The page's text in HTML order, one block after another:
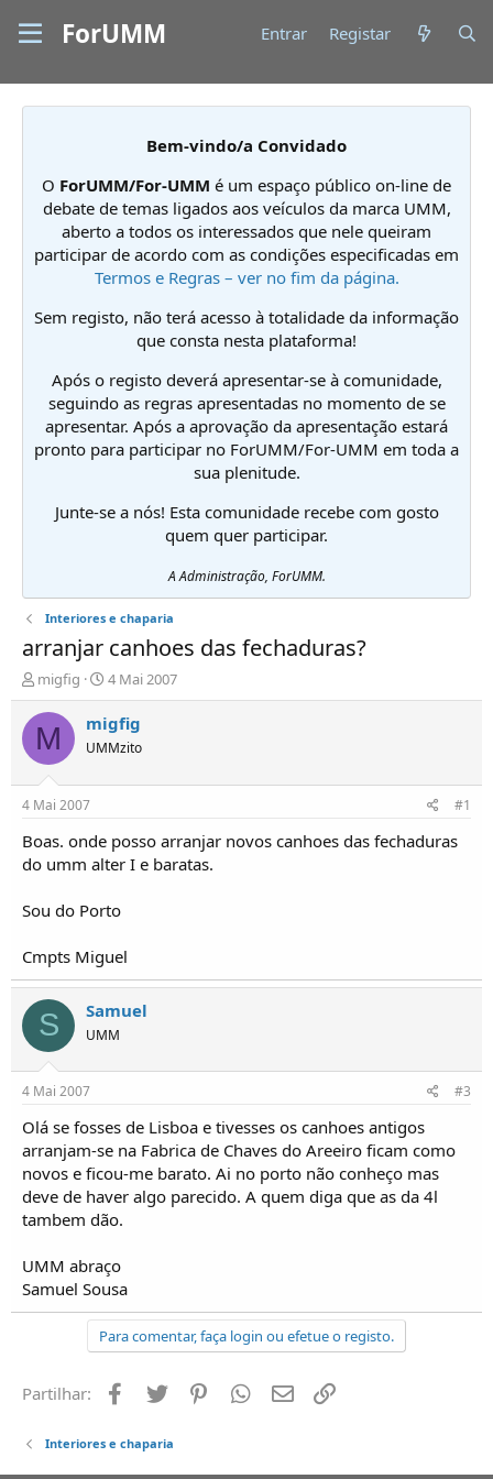
ForUMM Entrar Registar
Bem-vindo/a Convidado
O ForUMM/For-UMM é um espaço público on-line de
debate de temas ligados aos veículos da marca UMM,
aberto a todos os interessados que nele queiram
participar de acordo com as condições especificadas em
Termos e Regras – ver no fim da página.
Sem registo, não terá acesso à totalidade da informação
que consta nesta plataforma!
Após o registo deverá apresentar-se à comunidade,
seguindo as regras apresentadas no momento de se
apresentar. Após a aprovação da apresentação estará
pronto para participar no ForUMM/For-UMM em toda a
sua plenitude.
Junte-se a nós! Esta comunidade recebe com gosto
quem quer participar.
A Administração, ForUMM.
Interiores e chaparia
arranjar canhoes das fechaduras?
I
n
i
c
i
d
o
r
e
ó
i
c
o
s
migfig
D
a
t
a
d
c
i
4 Mai 2007
M migfig
UMMzito
4 Mai 2007 #1
Boas. onde posso arranjar novos canhoes das fechaduras
do umm alter I e baratas.
Sou do Porto
Cmpts Miguel
S Samuel
UMM
4 Mai 2007 #3
Olá se fosses de Lisboa e tivesses os canhoes antigos
arranjam-se na Fabrica de Chaves do Areeiro ficam como
novos e ficou-me barato. Ai no porto não conheço mas
deve de haver algo parecido. A quem diga que as da 4l
tambem dão.
UMM abraço
Samuel Sousa
Para comentar, faça login ou efetue o registo.
Partilhar: Facebook
Twitter PinterestWhatsapp
Email
Interiores e chaparia